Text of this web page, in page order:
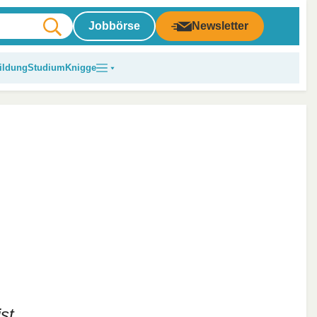
Jobbörse Newsletter
Studium Knigge